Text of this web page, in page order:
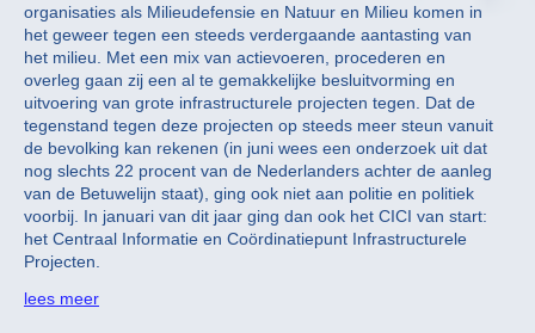
organisaties als Milieudefensie en Natuur en Milieu komen in
het geweer tegen een steeds verdergaande aantasting van
het milieu. Met een mix van actievoeren, procederen en
overleg gaan zij een al te gemakkelijke besluitvorming en
uitvoering van grote infrastructurele projecten tegen. Dat de
tegenstand tegen deze projecten op steeds meer steun vanuit
de bevolking kan rekenen (in juni wees een onderzoek uit dat
nog slechts 22 procent van de Nederlanders achter de aanleg
van de Betuwelijn staat), ging ook niet aan politie en politiek
voorbij. In januari van dit jaar ging dan ook het CICI van start:
het Centraal Informatie en Coördinatiepunt Infrastructurele
Projecten.
lees meer